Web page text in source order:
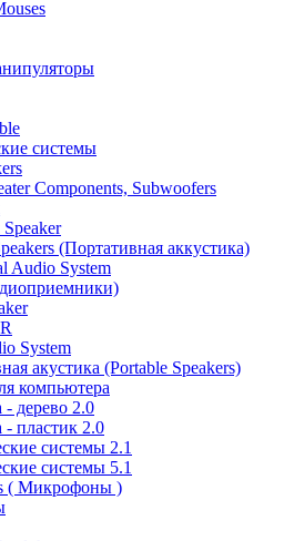
системы
Components, Subwoofers
(Портативная аккустика)
Audio System
System
акустика (Portable Speakers)
компьютера
- дерево 2.0
- пластик 2.0
системы 2.1
системы 5.1
( Микрофоны )